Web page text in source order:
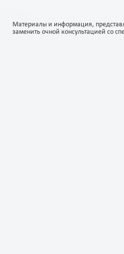
Материалы и информация,
заменить очной консультацией со